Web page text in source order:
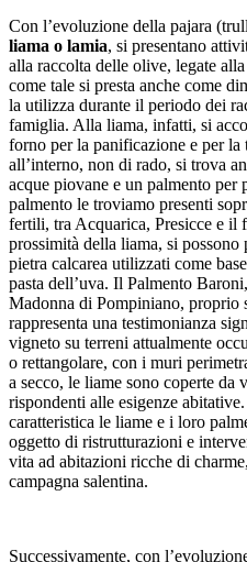
Con l’evoluzione della pajara
liama o lamia, si presentano
alla raccolta delle olive, legate
come tale si presta anche come
la utilizza durante il periodo dei
famiglia. Alla liama, infatti, si
forno per la panificazione e per
all’interno, non di rado, si trova
acque piovane e un palmento per
palmento le troviamo presenti
fertili, tra Acquarica, Presicce e il
prossimità della liama, si
pietra calcarea utilizzati come
pasta dell’uva. Il Palmento
Madonna di Pompiniano, proprio
rappresenta una testimonianza
vigneto su terreni attualmente
o rettangolare, con i muri
a secco, le liame sono coperte da
rispondenti alle esigenze
caratteristica le liame e i loro
oggetto di ristrutturazioni e
vita ad abitazioni ricche di
campagna salentina.
Successivamente, con